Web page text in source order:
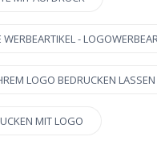
WERBEARTIKEL -
LOGO BEDRUCKEN LASSEN
MIT LOGO